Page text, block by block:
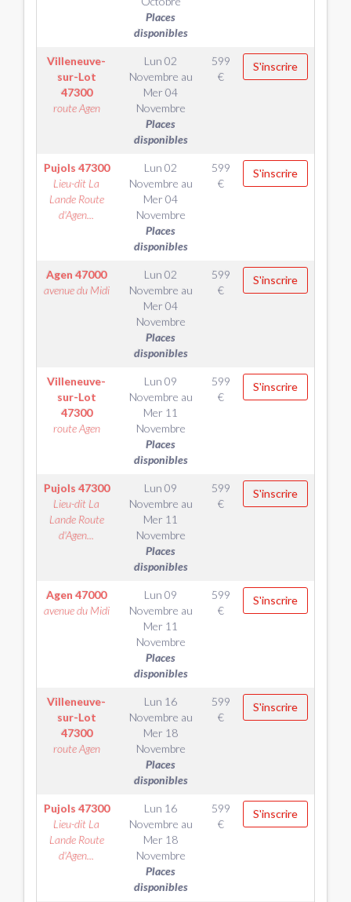
Places
disponibles
Villeneuve-
sur-Lot
47300
route Agen
Lun 02
Novembre au
Mer 04
Novembre
Places
disponibles
599
€
S'inscrire
Pujols 47300
Lieu-dit La
Lande Route
d'Agen...
Lun 02
Novembre au
Mer 04
Novembre
Places
disponibles
599
€
S'inscrire
Agen 47000
avenue du Midi
Lun 02
Novembre au
Mer 04
Novembre
Places
disponibles
599
€
S'inscrire
Villeneuve-
sur-Lot
47300
route Agen
Lun 09
Novembre au
Mer 11
Novembre
Places
disponibles
599
€
S'inscrire
Pujols 47300
Lieu-dit La
Lande Route
d'Agen...
Lun 09
Novembre au
Mer 11
Novembre
Places
disponibles
599
€
S'inscrire
Agen 47000
avenue du Midi
Lun 09
Novembre au
Mer 11
Novembre
Places
disponibles
599
€
S'inscrire
Villeneuve-
sur-Lot
47300
route Agen
Lun 16
Novembre au
Mer 18
Novembre
Places
disponibles
599
€
S'inscrire
Pujols 47300
Lieu-dit La
Lande Route
d'Agen...
Lun 16
Novembre au
Mer 18
Novembre
Places
disponibles
599
€
S'inscrire